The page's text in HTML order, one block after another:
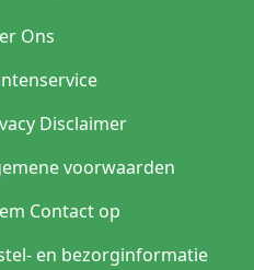
Ons
Disclaimer
voorwaarden
Contact op
en bezorginformatie